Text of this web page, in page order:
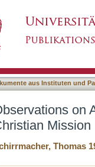
aus Instituten und
on
Mission
Thomas